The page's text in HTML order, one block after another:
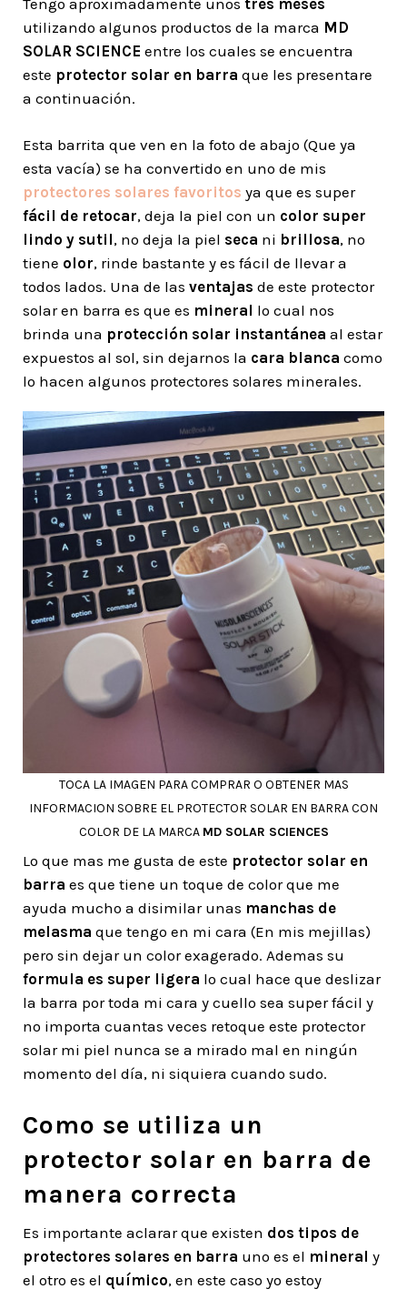
Tengo aproximadamente unos tres meses
utilizando algunos productos de la marca MD
SOLAR SCIENCE entre los cuales se encuentra
este protector solar en barra que les presentare
a continuación.
Esta barrita que ven en la foto de abajo (Que ya
esta vacía) se ha convertido en uno de mis
protectores solares favoritos ya que es super
fácil de retocar, deja la piel con un color super
lindo y sutil, no deja la piel seca ni brillosa, no
tiene olor, rinde bastante y es fácil de llevar a
todos lados. Una de las ventajas de este protector
solar en barra es que es mineral lo cual nos
brinda una protección solar instantánea al estar
expuestos al sol, sin dejarnos la cara blanca como
lo hacen algunos protectores solares minerales.
TOCA LA IMAGEN PARA COMPRAR O OBTENER MAS
INFORMACION SOBRE EL PROTECTOR SOLAR EN BARRA CON
COLOR DE LA MARCA MD SOLAR SCIENCES
Lo que mas me gusta de este protector solar en
barra es que tiene un toque de color que me
ayuda mucho a disimilar unas manchas de
melasma que tengo en mi cara (En mis mejillas)
pero sin dejar un color exagerado. Ademas su
formula es super ligera lo cual hace que deslizar
la barra por toda mi cara y cuello sea super fácil y
no importa cuantas veces retoque este protector
solar mi piel nunca se a mirado mal en ningún
momento del día, ni siquiera cuando sudo.
Como se utiliza un
protector solar en barra de
manera correcta
Es importante aclarar que existen dos tipos de
protectores solares en barra uno es el mineral y
el otro es el químico, en este caso yo estoy